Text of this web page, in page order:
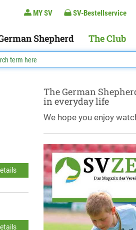
MY SV SV-Bestellservice
Shepherd The Club
The German
in everyday life
We hope you enjoy